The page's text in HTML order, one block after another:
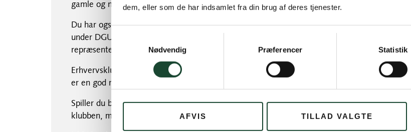
dem, eller som de har indsamlet fra din brug af deres tjenester.
Samtykkevalg
Nødvendig
Præferencer Statistik
AFVIS TILLAD VALGTE
gamle og nye.
Du har også mulighed for at tilbyde dig til vores mange klubhold
under DGUs regions- og divisionsgolf, hvor vi er bredt
repræsenteret.
Erhvervsklubben spiller ca. en gang om måneden hele året rundt,
er en god mulighed for at netværke med en ekstra dimension på.
Spiller du bridge er der også mulighed for mange gode dage i
klubben, men udelukkende om vinteren da golfen er det vigtigste.